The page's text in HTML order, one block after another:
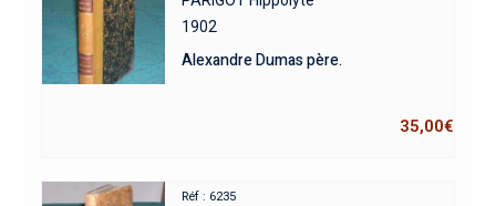
1902
Alexandre Dumas père.
35,00€
Réf : 6235